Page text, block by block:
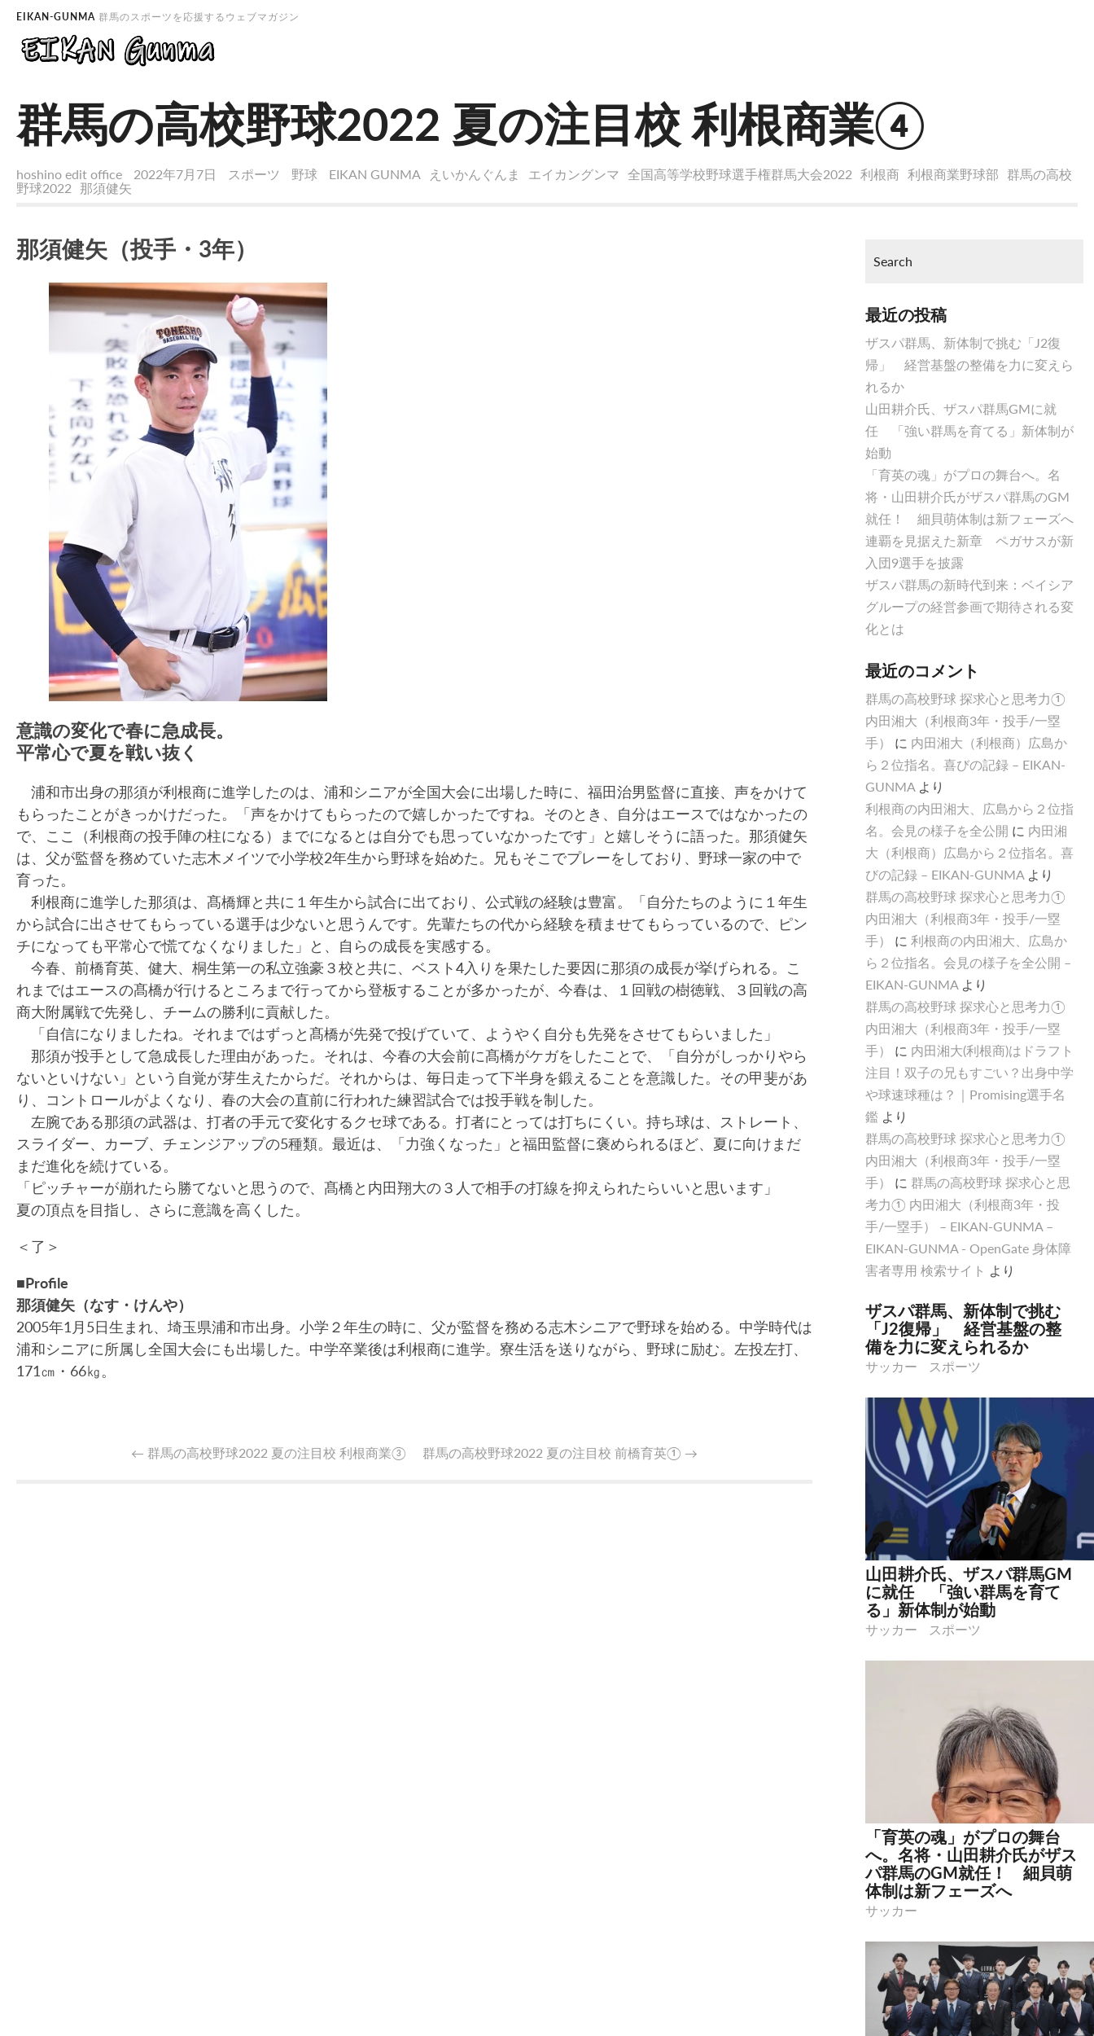
EIKAN-GUNMA 群馬のスポーツを応援するウェブマガジン
群馬の高校野球2022 夏の注目校 利根商業④
hoshino edit office 2022年7月7日 スポーツ 野球 EIKAN GUNMA えいかんぐんま エイカングンマ 全国高等学校野球選手権群馬大会2022 利根商 利根商業野球部
群馬の高校
野球2022
那須健矢
那須健矢（投手・3年）
意識の変化で春に急成長。
平常心で夏を戦い抜く
浦和市出身の那須が利根商に進学したのは、浦和シニアが全国大会に出場した時に、福田治男監督に直接、声をかけて
もらったことがきっかけだった。「声をかけてもらったので嬉しかったですね。そのとき、自分はエースではなかったの
で、ここ（利根商の投手陣の柱になる）までになるとは自分でも思っていなかったです」と嬉しそうに語った。那須健矢
は、父が監督を務めていた志木メイツで小学校2年生から野球を始めた。兄もそこでプレーをしており、野球一家の中で
育った。
利根商に進学した那須は、髙橋輝と共に１年生から試合に出ており、公式戦の経験は豊富。「自分たちのように１年生
から試合に出させてもらっている選手は少ないと思うんです。先輩たちの代から経験を積ませてもらっているので、ピン
チになっても平常心で慌てなくなりました」と、自らの成長を実感する。
今春、前橋育英、健大、桐生第一の私立強豪３校と共に、ベスト4入りを果たした要因に那須の成長が挙げられる。こ
れまではエースの髙橋が行けるところまで行ってから登板することが多かったが、今春は、１回戦の樹徳戦、３回戦の高
商大附属戦で先発し、チームの勝利に貢献した。
「自信になりましたね。それまではずっと髙橋が先発で投げていて、ようやく自分も先発をさせてもらいました」
那須が投手として急成長した理由があった。それは、今春の大会前に髙橋がケガをしたことで、「自分がしっかりやら
ないといけない」という自覚が芽生えたからだ。それからは、毎日走って下半身を鍛えることを意識した。その甲斐があ
り、コントロールがよくなり、春の大会の直前に行われた練習試合では投手戦を制した。
左腕である那須の武器は、打者の手元で変化するクセ球である。打者にとっては打ちにくい。持ち球は、ストレート、
スライダー、カーブ、チェンジアップの5種類。最近は、「力強くなった」と福田監督に褒められるほど、夏に向けまだ
まだ進化を続けている。
「ピッチャーが崩れたら勝てないと思うので、髙橋と内田翔大の３人で相手の打線を抑えられたらいいと思います」
夏の頂点を目指し、さらに意識を高くした。
＜了＞
■Profile
那須健矢（なす・けんや）
2005年1月5日生まれ、埼玉県浦和市出身。小学２年生の時に、父が監督を務める志木シニアで野球を始める。中学時代は
浦和シニアに所属し全国大会にも出場した。中学卒業後は利根商に進学。寮生活を送りながら、野球に励む。左投左打、
171㎝・66㎏。
← 群馬の高校野球2022 夏の注目校 利根商業③ 群馬の高校野球2022 夏の注目校 前橋育英① →
最近の投稿
ザスパ群馬、新体制で挑む「J2復
帰」 経営基盤の整備を力に変えら
れるか
山田耕介氏、ザスパ群馬GMに就
任 「強い群馬を育てる」新体制が
始動
「育英の魂」がプロの舞台へ。名
将・山田耕介氏がザスパ群馬のGM
就任！ 細貝萌体制は新フェーズへ
連覇を見据えた新章 ペガサスが新
入団9選手を披露
ザスパ群馬の新時代到来：ベイシア
グループの経営参画で期待される変
化とは
最近のコメント
群馬の高校野球 探求心と思考力①
内田湘大（利根商3年・投手/一塁
手）
に 内田湘大（利根商）広島か
ら２位指名。喜びの記録 – EIKAN-
GUNMA より
利根商の内田湘大、広島から２位指
名。会見の様子を全公開 に 内田湘
大（利根商）広島から２位指名。喜
びの記録 – EIKAN-GUNMA より
群馬の高校野球 探求心と思考力①
内田湘大（利根商3年・投手/一塁
手）
に 利根商の内田湘大、広島か
ら２位指名。会見の様子を全公開 –
EIKAN-GUNMA より
群馬の高校野球 探求心と思考力①
内田湘大（利根商3年・投手/一塁
手）
に 内田湘大(利根商)はドラフト
注目！双子の兄もすごい？出身中学
や球速球種は？｜Promising選手名
鑑 より
群馬の高校野球 探求心と思考力①
内田湘大（利根商3年・投手/一塁
手）
に 群馬の高校野球 探求心と思
考力① 内田湘大（利根商3年・投
手/一塁手） – EIKAN-GUNMA –
EIKAN-GUNMA - OpenGate 身体障
害者専用 検索サイト
より
ザスパ群馬、新体制で挑む
「J2復帰」 経営基盤の整
備を力に変えられるか
サッカー スポーツ
山田耕介氏、ザスパ群馬GM
に就任 「強い群馬を育て
る」新体制が始動
サッカー スポーツ
「育英の魂」がプロの舞台
へ。名将・山田耕介氏がザス
パ群馬のGM就任！ 細貝萌
体制は新フェーズへ
サッカー